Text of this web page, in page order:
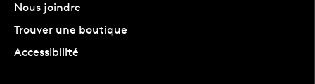
Nous joindre
Trouver une boutique
Accessibilité